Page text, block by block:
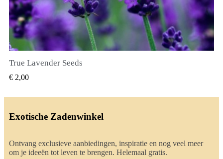
True Lavender Seeds
€ 2,00
Exotische Zadenwinkel
Ontvang exclusieve aanbiedingen, inspiratie en nog veel meer
om je ideeën tot leven te brengen. Helemaal gratis.